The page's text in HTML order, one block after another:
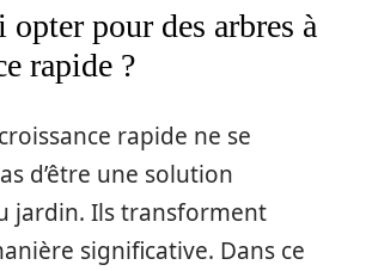
opter pour des arbres à
rapide ?
rapide ne se
d’être une solution
jardin. Ils transforment
significative. Dans ce